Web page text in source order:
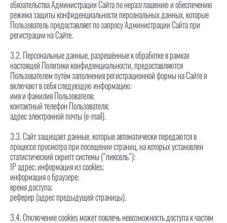
обязательства Администрации Сайта по неразглашению и обеспечению
режима защиты конфиденциальности персональных данных, которые
Пользователь предоставляет по запросу Администрации Сайта при
регистрации на Сайте.
3.2. Персональные данные, разрешённые к обработке в рамках
настоящей Политики конфиденциальности, предоставляются
Пользователем путём заполнения регистрационной формы на Сайте и
включают в себя следующую информацию:
имя и фамилия Пользователя;
контактный телефон Пользователя;
адрес электронной почты (e-mail).
3.3. Сайт защищает данные, которые автоматически передаются в
процессе просмотра при посещении страниц, на которых установлен
статистический скрипт системы ("пиксель"):
IP адрес; информация из cookies;
информация о браузере;
время доступа;
реферер (адрес предыдущей страницы).
3.4. Отключение cookies может повлечь невозможность доступа к частям